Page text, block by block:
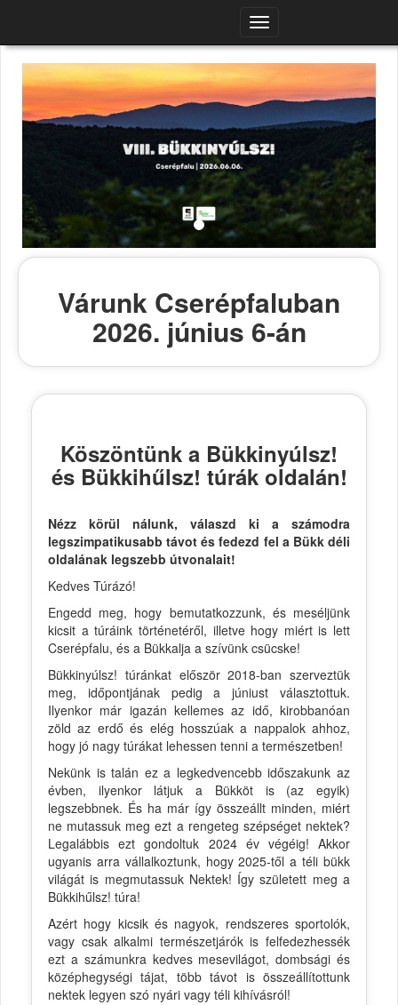
Navigációs
menü
Várunk Cserépfaluban
2026. június 6-án
Köszöntünk a Bükkinyúlsz!
és Bükkihűlsz! túrák oldalán!
Nézz körül nálunk, válaszd ki a számodra
legszimpatikusabb távot és fedezd fel a Bükk déli
oldalának legszebb útvonalait!
Kedves Túrázó!
Engedd meg, hogy bemutatkozzunk, és meséljünk
kicsit a túráink történetéről, illetve hogy miért is lett
Cserépfalu, és a Bükkalja a szívünk csücske!
Bükkinyúlsz! túránkat először 2018-ban szerveztük
meg, időpontjának pedig a júniust választottuk.
Ilyenkor már igazán kellemes az idő, kirobbanóan
zöld az erdő és elég hosszúak a nappalok ahhoz,
hogy jó nagy túrákat lehessen tenni a természetben!
Nekünk is talán ez a legkedvencebb időszakunk az
évben, ilyenkor látjuk a Bükköt is (az egyik)
legszebbnek. És ha már így összeállt minden, miért
ne mutassuk meg ezt a rengeteg szépséget nektek?
Legalábbis ezt gondoltuk 2024 év végéig! Akkor
ugyanis arra vállalkoztunk, hogy 2025-től a téli bükk
világát is megmutassuk Nektek! Így született meg a
Bükkihűlsz! túra!
Azért hogy kicsik és nagyok, rendszeres sportolók,
vagy csak alkalmi természetjárók is felfedezhessék
ezt a számunkra kedves mesevilágot, dombsági és
középhegységi tájat, több távot is összeállítottunk
nektek legyen szó nyári vagy téli kihívásról!